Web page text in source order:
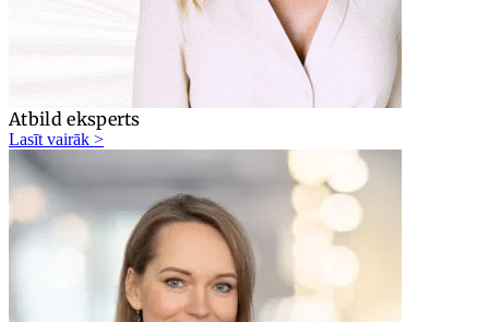
Atbild eksperts
Lasīt vairāk >